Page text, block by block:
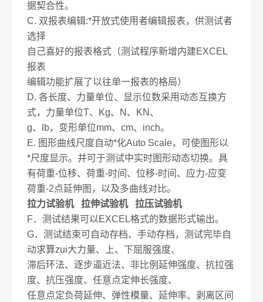
据契合性。
C. 双报表编辑:*开放式使用者编辑报表，供测试者
选择
自己喜好的报表格式（测试程序新增内建EXCEL
报表
编辑功能扩展了以往单一报表的格局）
D. 各长度、力量单位、显示位数采用动态互换方
式，力量单位T、Kg、N、KN、
g、lb，变形单位mm、cm、inch。
E. 图形曲线尺度自动*化Auto Scale，可使图形以
*尺度显示。并可于测试中实时图形动态切换。具
有荷重-位移、荷重-时间、位移-时间、应力-应变
荷重-2点延伸图，以及多曲线对比。
拉力试验机 拉伸试验机 拉压试验机
F．测试结果可以EXCEL格式的数据形式输出。
G．测试结束可自动存档、手动存档，测试完毕自
动求算zui大力量、上、下屈服强度、
滞后环法、逐步逼近法、非比例延伸强度、抗拉强
度、抗压强度、任意点定伸长强度、
任意点定负荷延伸、弹性模量、延伸率、剥离区间